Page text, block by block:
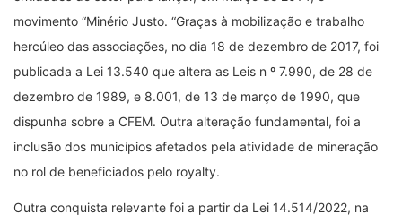
movimento “Minério Justo. “Graças à mobilização e trabalho
hercúleo das associações, no dia 18 de dezembro de 2017, foi
publicada a Lei 13.540 que altera as Leis n º 7.990, de 28 de
dezembro de 1989, e 8.001, de 13 de março de 1990, que
dispunha sobre a CFEM. Outra alteração fundamental, foi a
inclusão dos municípios afetados pela atividade de mineração
no rol de beneficiados pelo royalty.
Outra conquista relevante foi a partir da Lei 14.514/2022, na